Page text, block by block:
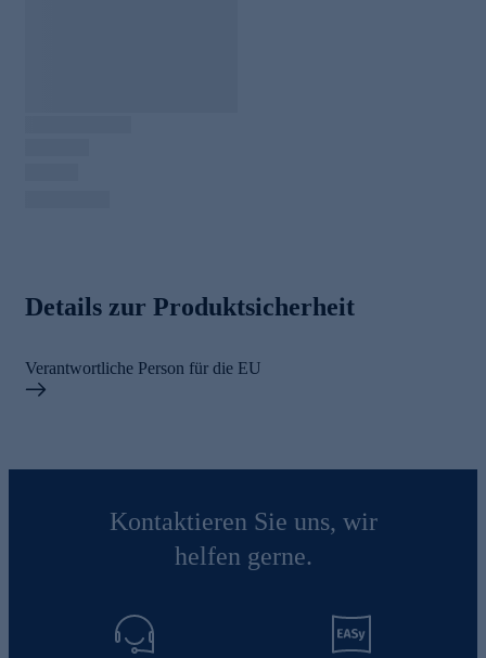
Details zur Produktsicherheit
Verantwortliche Person für die EU
Kontaktieren Sie uns, wir
helfen gerne.